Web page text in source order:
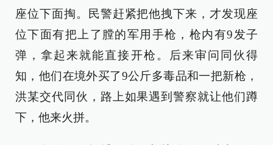
座位下面掏。民警赶紧把他拽下来，才发现座
位下面有把上了膛的军用手枪，枪内有9发子
弹，拿起来就能直接开枪。后来审问同伙得
知，他们在境外买了9公斤多毒品和一把新枪，
洪某交代同伙，路上如果遇到警察就让他们蹲
下，他来火拼。